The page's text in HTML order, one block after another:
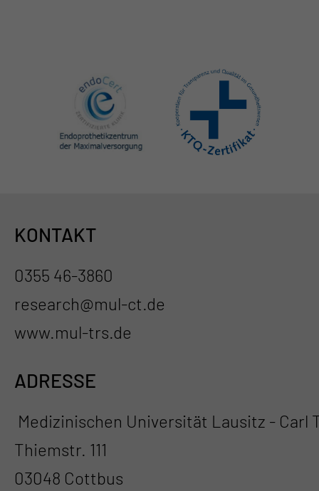
KONTAKT
0355 46-3860
research@mul-ct.de
www.mul-trs.de
ADRESSE
Medizinischen Universität Lausitz - Carl
Thiemstr. 111
03048 Cottbus